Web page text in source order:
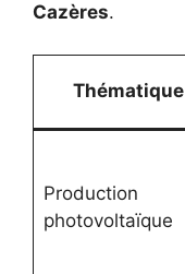
Cazères.
Thématique
Production
photovoltaïque